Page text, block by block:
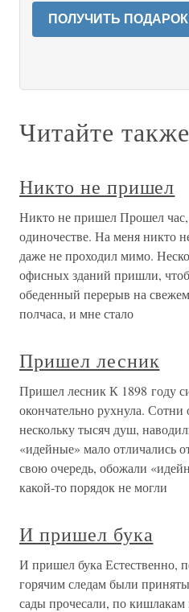
ПОЛУЧИТЬ ПОДАРОК
Читайте также
Никто не пришел
Никто не пришел Прошел
одиночестве. На меня никто
даже не проходил мимо.
офисных зданий пришли,
обеденный перерыв на
полчаса, и мне стало
Пришел лесник
Пришел лесник К 1898 году
окончательно рухнула.
нескольку тысяч душ,
«идейные» мало отличались
свою очередь, обожали
какой-то порядок не могли
И пришел бука
И пришел бука Естественно,
горячим следам были
сады прочесали, по